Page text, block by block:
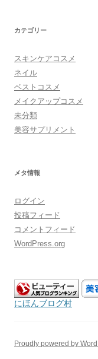
カテゴリー
スキンケアコスメ
ネイル
ベストコスメ
メイクアップコスメ
未分類
美容サプリメント
メタ情報
ログイン
投稿フィード
コメントフィード
WordPress.org
にほんブログ村
Proudly powered by